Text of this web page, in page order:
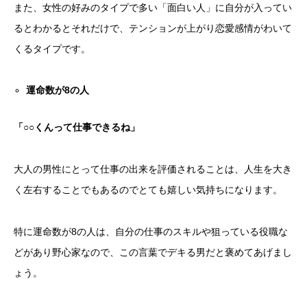
また、女性の好みのタイプで多い「面白い人」に自分が入ってい
るとわかるとそれだけで、テンションが上がり恋愛感情がわいて
くるタイプです。
運命数が8の人
「○○くんって仕事できるね」
大人の男性にとって仕事の出来を評価されることは、人生を大き
く左右することでもあるのでとても嬉しい気持ちになります。
特に運命数が8の人は、自分の仕事のスキルや狙っている役職な
どがあり野心家なので、この言葉でデキる男だと褒めてあげまし
ょう。